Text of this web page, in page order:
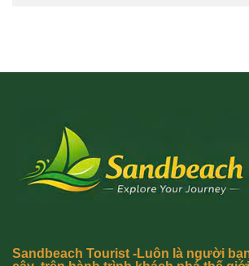
Sandbeach Tourist -Luôn là người